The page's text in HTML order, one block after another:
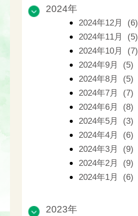
2024年
2024年12月 (6)
2024年11月 (5)
2024年10月 (7)
2024年9月 (5)
2024年8月 (5)
2024年7月 (7)
2024年6月 (8)
2024年5月 (3)
2024年4月 (6)
2024年3月 (9)
2024年2月 (9)
2024年1月 (6)
2023年